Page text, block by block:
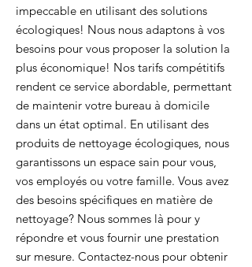
impeccable en utilisant des solutions
écologiques! Nous nous adaptons à vos
besoins pour vous proposer la solution la
plus économique! Nos tarifs compétitifs
rendent ce service abordable, permettant
de maintenir votre bureau à domicile
dans un état optimal. En utilisant des
produits de nettoyage écologiques, nous
garantissons un espace sain pour vous,
vos employés ou votre famille. Vous avez
des besoins spécifiques en matière de
nettoyage? Nous sommes là pour y
répondre et vous fournir une prestation
sur mesure. Contactez-nous pour obtenir